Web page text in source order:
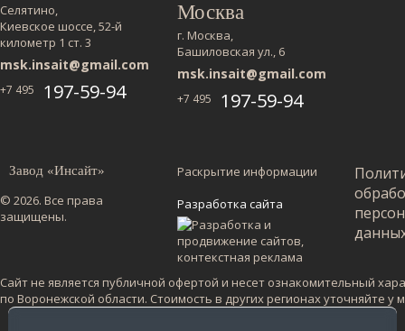
Селятино,
Киевское шоссе, 52-й
километр 1 ст. 3
msk.insait@gmail.com
+7 495 197-59-94
Москва
г. Москва,
Башиловская ул., 6
msk.insait@gmail.com
+7 495 197-59-94
Завод «Инсайт»
© 2026. Все права
защищены.
Раскрытие информации
Разработка сайта
Сайт не является публичной офертой и несет ознакомительный
по Воронежской области. Стоимость в других регионах уточняйте